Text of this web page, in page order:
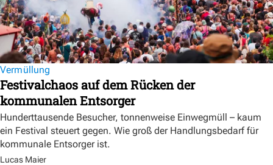
Vermüllung
Festivalchaos auf dem Rücken der
kommunalen Entsorger
Hunderttausende Besucher, tonnenweise Einwegmüll – kaum
ein Festival steuert gegen. Wie groß der Handlungsbedarf für
kommunale Entsorger ist.
Lucas Maier